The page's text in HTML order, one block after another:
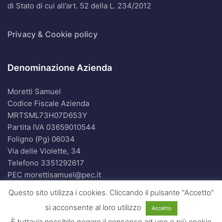
di Stato di cui all’art. 52 della L. 234/2012
Privacy & Cookie policy
Denominazione Azienda
Moretti Samuel
Codice Fiscale Azienda
MRTSML73H07D653Y
Partita IVA 03659010544
Foligno (Pg) 06034
Via delle Violette, 34
Telefono 3351292617
PEC morettisamuel@pec.it
moretti.samuel@gmail.com
Questo sito utilizza i cookies. Cliccando il pulsante "Accetto"
si acconsente al loro utilizzo
Accetto